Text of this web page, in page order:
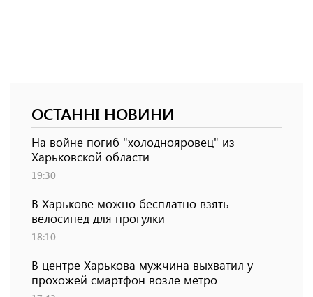
ОСТАННІ НОВИНИ
На войне погиб "холоднояровец" из
Харьковской области
19:30
В Харькове можно бесплатно взять
велосипед для прогулки
18:10
В центре Харькова мужчина выхватил у
прохожей смартфон возле метро